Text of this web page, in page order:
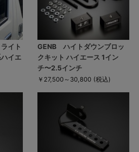
イト
イエ
GENB ハイトダウンブロッ
クキット ハイエース 1イン
チ〜2.5インチ
￥27,500～30,800 (税込)